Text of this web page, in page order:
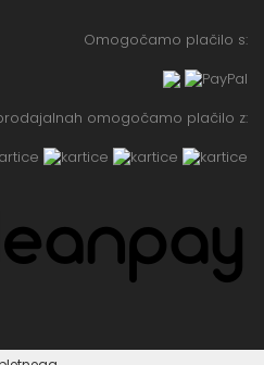
Omogočamo plačilo s:
omogočamo plačilo z: